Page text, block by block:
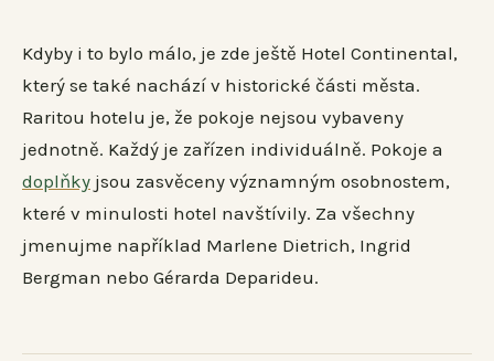
Kdyby i to bylo málo, je zde ještě Hotel Continental,
který se také nachází v historické části města.
Raritou hotelu je, že pokoje nejsou vybaveny
jednotně. Každý je zařízen individuálně. Pokoje a
doplňky jsou zasvěceny významným osobnostem,
které v minulosti hotel navštívily. Za všechny
jmenujme například Marlene Dietrich, Ingrid
Bergman nebo Gérarda Deparideu.